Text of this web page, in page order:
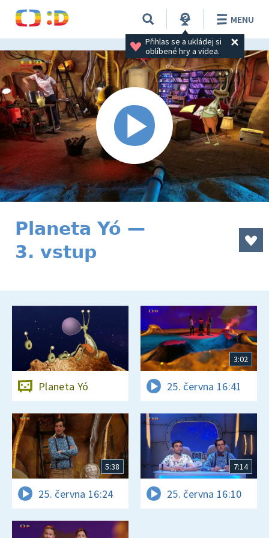
Přihlas se a ukládej si
oblíbené hry a videa.
MENU
Planeta Yó —
3. vstup
Planeta Yó
3:02
25. června 16:41
5:38
25. června 16:24
7:14
25. června 16:10